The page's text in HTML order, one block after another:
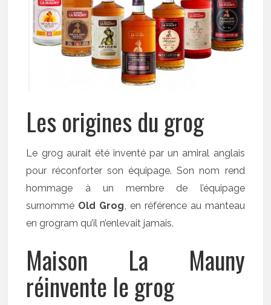
Les origines du grog
Le grog aurait été inventé par un amiral anglais
pour réconforter son équipage. Son nom rend
hommage à un membre de l’équipage
surnommé Old Grog , en référence au manteau
en grogram qu’il n’enlevait jamais.
Maison La Mauny
réinvente le grog